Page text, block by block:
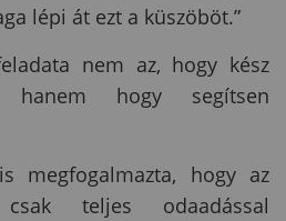
lépi át ezt a küszöböt.”
nem az, hogy kész
hanem hogy segítsen
megfogalmazta, hogy az
teljes odaadással